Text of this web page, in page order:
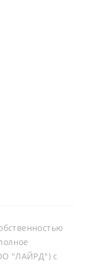
"ЛАЙРД") с